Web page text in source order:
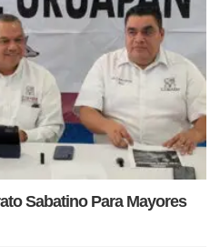
Sabatino Para Mayores